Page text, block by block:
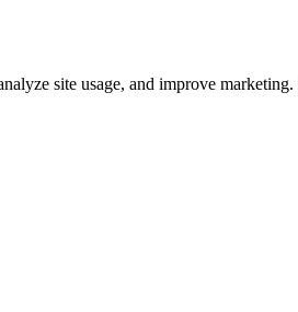
site usage, and improve marketing.